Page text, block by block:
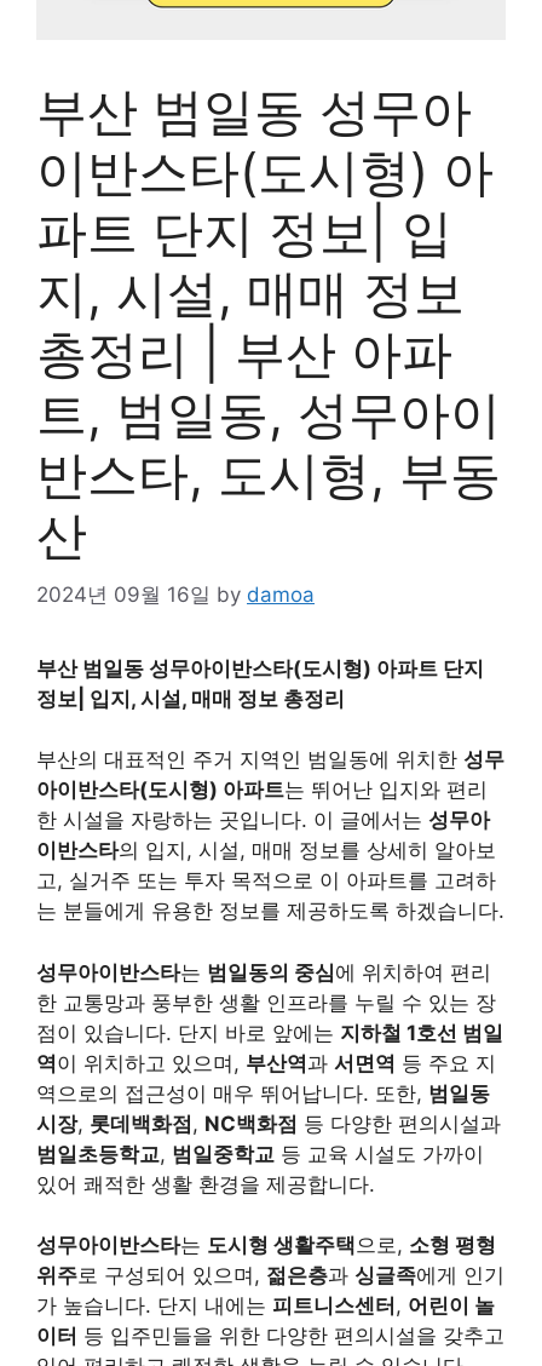
부산 범일동 성무아
이반스타(도시형) 아
파트 단지 정보| 입
지, 시설, 매매 정보
총정리 | 부산 아파
트, 범일동, 성무아이
반스타, 도시형, 부동
산
2024년 09월 16일 by damoa
부산 범일동 성무아이반스타(도시형) 아파트 단지
정보| 입지, 시설, 매매 정보 총정리
부산의 대표적인 주거 지역인 범일동에 위치한 성무
아이반스타(도시형) 아파트는 뛰어난 입지와 편리
한 시설을 자랑하는 곳입니다. 이 글에서는 성무아
이반스타의 입지, 시설, 매매 정보를 상세히 알아보
고, 실거주 또는 투자 목적으로 이 아파트를 고려하
는 분들에게 유용한 정보를 제공하도록 하겠습니다.
성무아이반스타는 범일동의 중심에 위치하여 편리
한 교통망과 풍부한 생활 인프라를 누릴 수 있는 장
점이 있습니다. 단지 바로 앞에는 지하철 1호선 범일
역이 위치하고 있으며, 부산역과 서면역 등 주요 지
역으로의 접근성이 매우 뛰어납니다. 또한, 범일동
시장, 롯데백화점, NC백화점 등 다양한 편의시설과
범일초등학교, 범일중학교 등 교육 시설도 가까이
있어 쾌적한 생활 환경을 제공합니다.
성무아이반스타는 도시형 생활주택으로, 소형 평형
위주로 구성되어 있으며, 젊은층과 싱글족에게 인기
가 높습니다. 단지 내에는 피트니스센터 , 어린이 놀
이터 등 입주민들을 위한 다양한 편의시설을 갖추고